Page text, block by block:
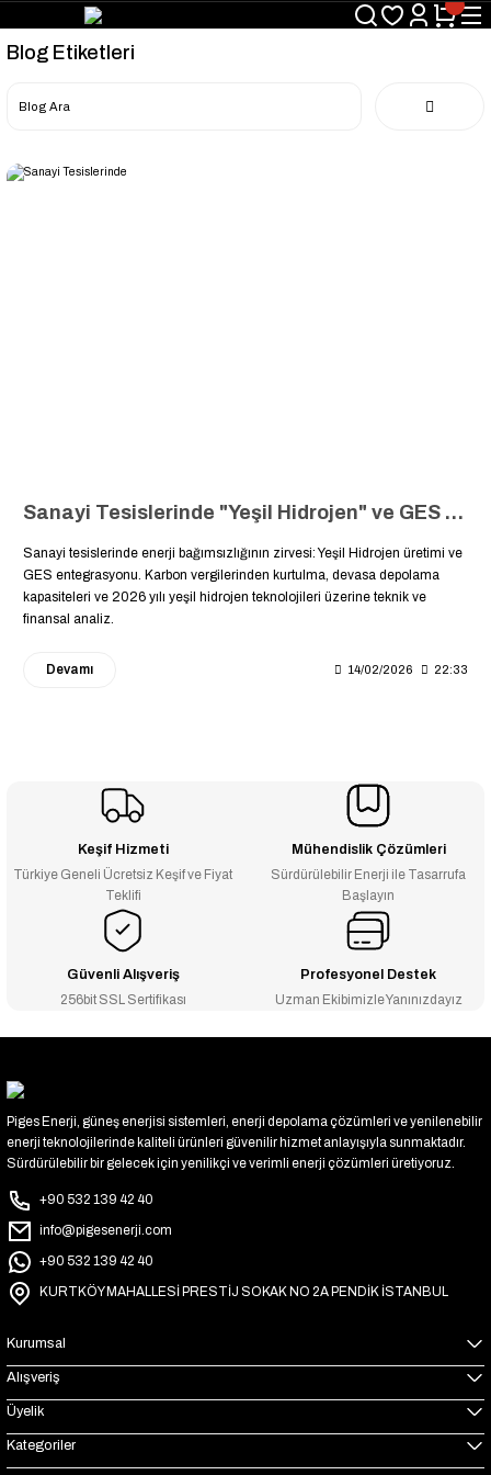
Blog Etiketleri
Sanayi Tesislerinde "Yeşil Hidrojen" ve GES İş Birliği: Geleceğin Enerji Depolama Stratejisi
Sanayi tesislerinde enerji bağımsızlığının zirvesi: Yeşil Hidrojen üretimi ve
GES entegrasyonu. Karbon vergilerinden kurtulma, devasa depolama
kapasiteleri ve 2026 yılı yeşil hidrojen teknolojileri üzerine teknik ve
finansal analiz.
Devamı 14/02/2026 22:33
Keşif Hizmeti
Türkiye Geneli Ücretsiz Keşif ve Fiyat
Teklifi
Mühendislik Çözümleri
Sürdürülebilir Enerji ile Tasarrufa
Başlayın
Güvenli Alışveriş
256bit SSL Sertifikası
Profesyonel Destek
Uzman Ekibimizle Yanınızdayız
Piges Enerji, güneş enerjisi sistemleri, enerji depolama çözümleri ve yenilenebilir
enerji teknolojilerinde kaliteli ürünleri güvenilir hizmet anlayışıyla sunmaktadır.
Sürdürülebilir bir gelecek için yenilikçi ve verimli enerji çözümleri üretiyoruz.
+90 532 139 42 40
info@pigesenerji.com
+90 532 139 42 40
KURTKÖY MAHALLESİ PRESTİJ SOKAK NO 2A PENDİK İSTANBUL
Kurumsal
Alışveriş
Üyelik
Kategoriler